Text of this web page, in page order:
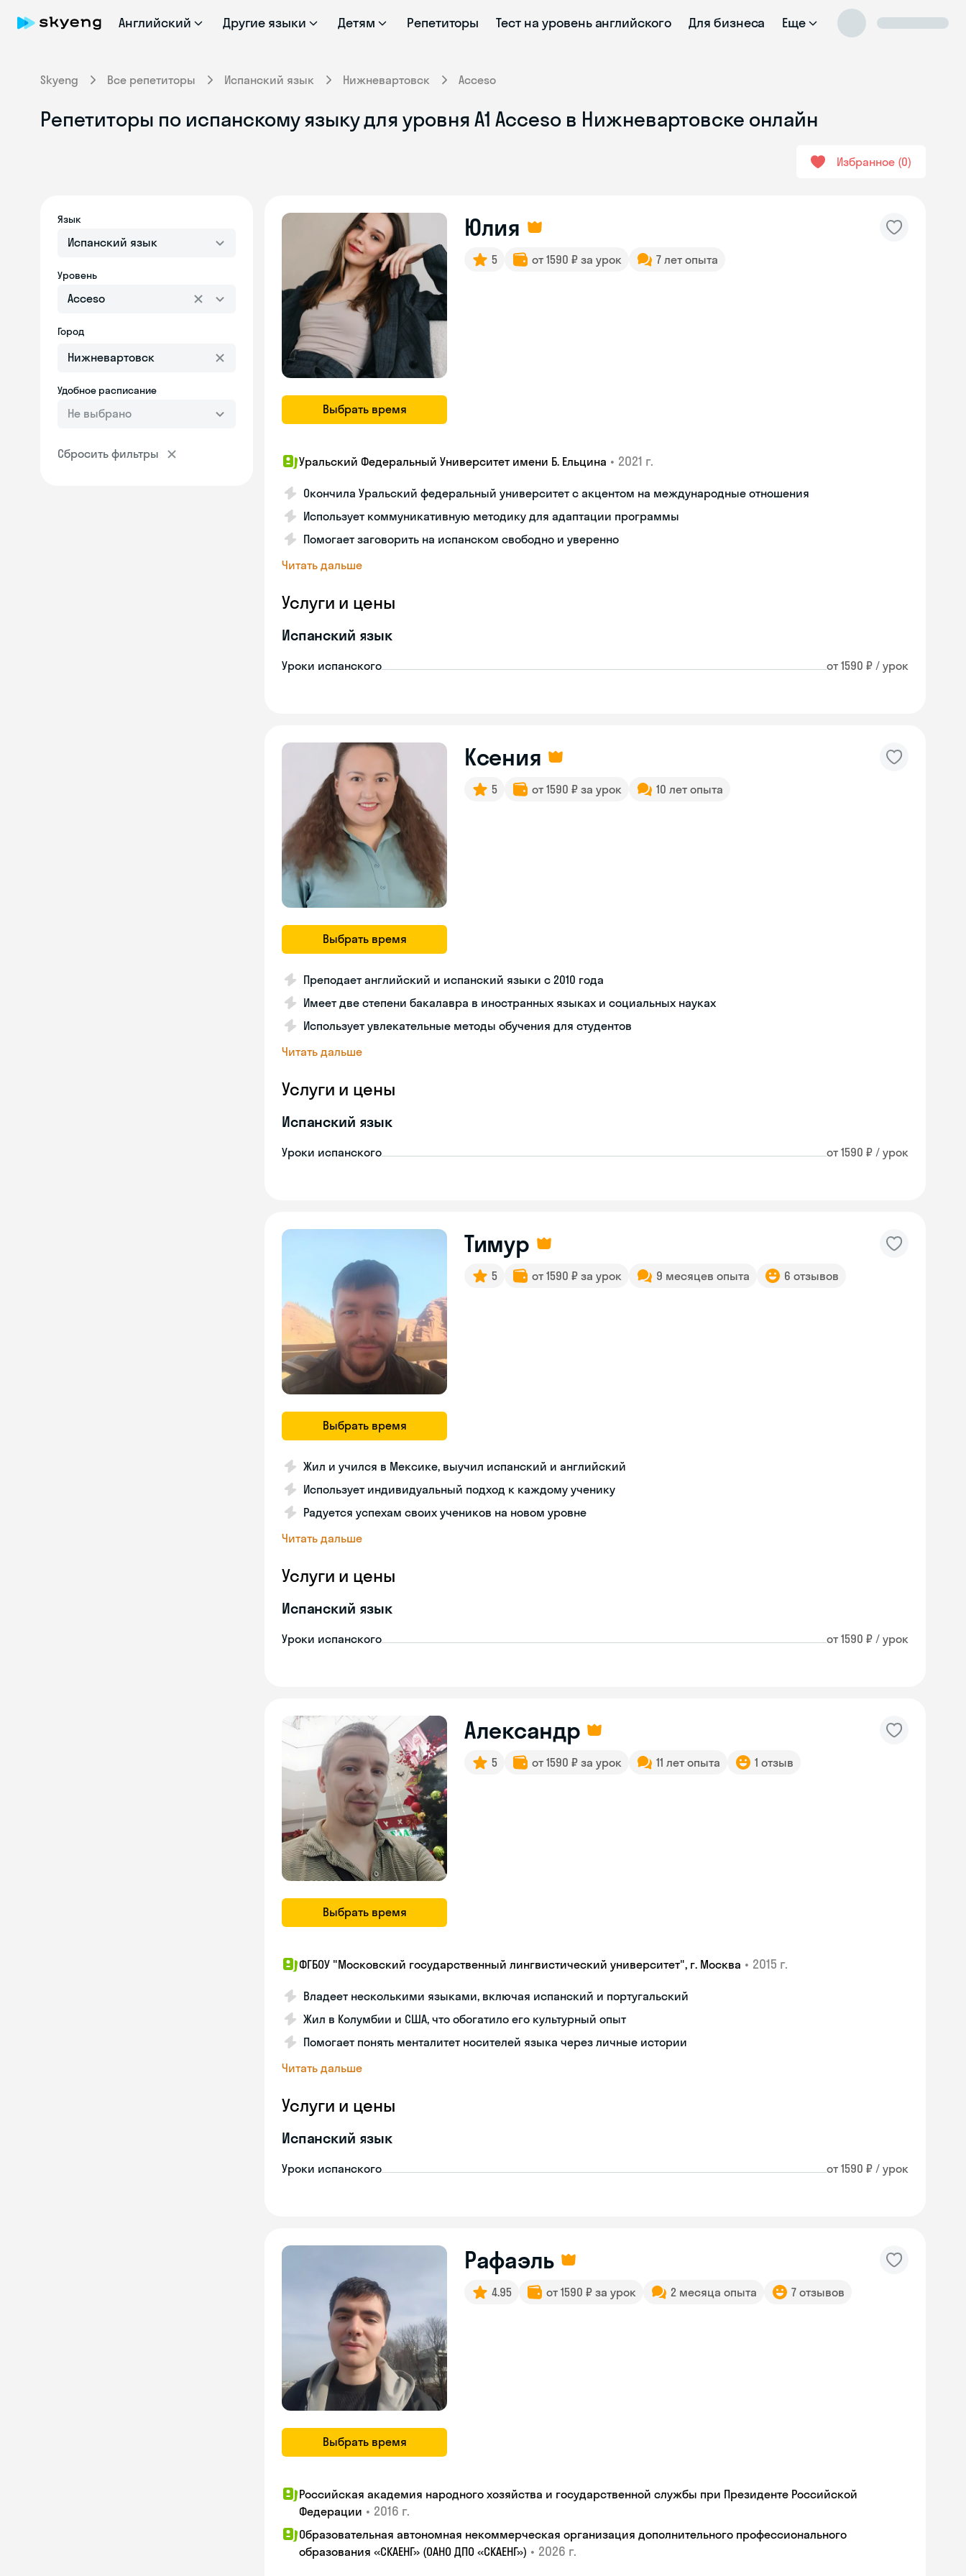
Английский Другие языки Детям Репетиторы Тест на уровень английского Для бизнеса Еще
Skyeng Все репетиторы Испанский язык Нижневартовск Acceso
Репетиторы по испанскому языку для уровня A1 Acceso в Нижневартовске онлайн
Избранное 0
Язык
Испанский язык
Уровень
Acceso
Город
Удобное расписание
Не выбрано
Сбросить фильтры
Выбрать время
Юлия
5 от 1590 ₽ за урок 7 лет опыта
Уральский Федеральный Университет имени Б. Ельцина • 2021 г.
Окончила Уральский федеральный университет с акцентом на международные отношения
Использует коммуникативную методику для адаптации программы
Помогает заговорить на испанском свободно и уверенно
Читать дальше
Услуги и цены
Испанский язык
Уроки испанского от 1590 ₽ / урок
Выбрать время
Ксения
5 от 1590 ₽ за урок 10 лет опыта
Преподает английский и испанский языки с 2010 года
Имеет две степени бакалавра в иностранных языках и социальных науках
Использует увлекательные методы обучения для студентов
Читать дальше
Услуги и цены
Испанский язык
Уроки испанского от 1590 ₽ / урок
Выбрать время
Тимур
5 от 1590 ₽ за урок 9 месяцев опыта 6 отзывов
Жил и учился в Мексике, выучил испанский и английский
Использует индивидуальный подход к каждому ученику
Радуется успехам своих учеников на новом уровне
Читать дальше
Услуги и цены
Испанский язык
Уроки испанского от 1590 ₽ / урок
Выбрать время
Александр
5 от 1590 ₽ за урок 11 лет опыта 1 отзыв
ФГБОУ "Московский государственный лингвистический университет", г. Москва • 2015 г.
Владеет несколькими языками, включая испанский и португальский
Жил в Колумбии и США, что обогатило его культурный опыт
Помогает понять менталитет носителей языка через личные истории
Читать дальше
Услуги и цены
Испанский язык
Уроки испанского от 1590 ₽ / урок
Выбрать время
Рафаэль
4.95 от 1590 ₽ за урок 2 месяца опыта 7 отзывов
Российская академия народного хозяйства и государственной службы при Президенте Российской
Федерации • 2016 г.
Образовательная автономная некоммерческая организация дополнительного профессионального
образования «СКАЕНГ» (ОАНО ДПО «СКАЕНГ») • 2026 г.